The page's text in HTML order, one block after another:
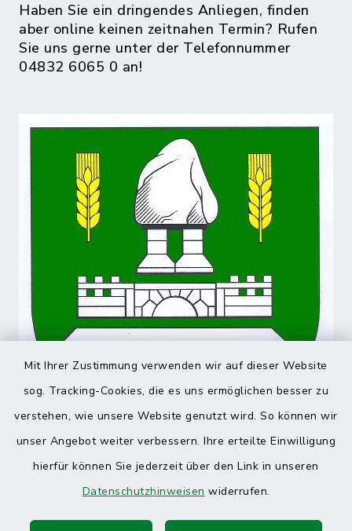
Mit Ihrer Zustimmung verwenden wir auf dieser Website
sog. Tracking-Cookies, die es uns ermöglichen besser zu
verstehen, wie unsere Website genutzt wird. So können wir
unser Angebot weiter verbessern. Ihre erteilte Einwilligung
hierfür können Sie jederzeit über den Link in unseren
Datenschutzhinweisen widerrufen.
Haben Sie ein dringendes Anliegen, finden
aber online keinen zeitnahen Termin? Rufen
Sie uns gerne unter der Telefonnummer
04832 6065 0 an!